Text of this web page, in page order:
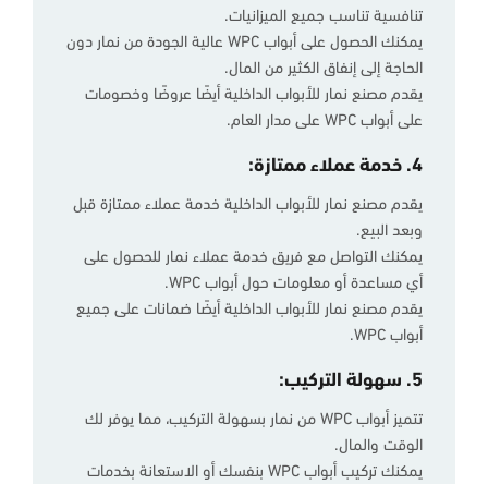
تنافسية تناسب جميع الميزانيات.
يمكنك الحصول على أبواب WPC عالية الجودة من نمار دون
الحاجة إلى إنفاق الكثير من المال.
يقدم مصنع نمار للأبواب الداخلية أيضًا عروضًا وخصومات
على أبواب WPC على مدار العام.
4. خدمة عملاء ممتازة:
يقدم مصنع نمار للأبواب الداخلية خدمة عملاء ممتازة قبل
وبعد البيع.
يمكنك التواصل مع فريق خدمة عملاء نمار للحصول على
أي مساعدة أو معلومات حول أبواب WPC.
يقدم مصنع نمار للأبواب الداخلية أيضًا ضمانات على جميع
أبواب WPC.
5. سهولة التركيب:
تتميز أبواب WPC من نمار بسهولة التركيب، مما يوفر لك
الوقت والمال.
يمكنك تركيب أبواب WPC بنفسك أو الاستعانة بخدمات